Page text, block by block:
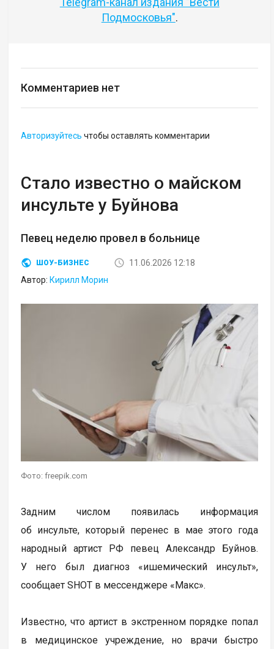
Подмосковья".
Комментариев нет
Авторизуйтесь чтобы оставлять комментарии
Стало известно о майском
инсульте у Буйнова
Певец неделю провел в больнице
ШОУ-БИЗНЕС
11.06.2026 12:18
Автор: Кирилл Морин
Фото: freepik.com
Задним числом появилась информация
об инсульте, который перенес в мае этого года
народный артист РФ певец Александр Буйнов.
У него был диагноз «ишемический инсульт»,
сообщает SHOT в мессенджере «Макс».
Известно, что артист в экстренном порядке попал
в медицинское учреждение, но врачи быстро